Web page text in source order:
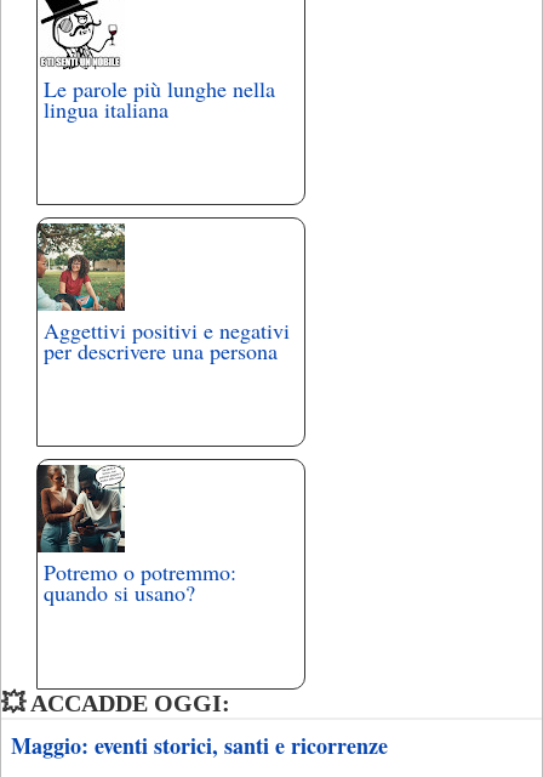
Le parole più lunghe nella
lingua italiana
Aggettivi positivi e negativi
per descrivere una persona
Potremo o potremmo:
quando si usano?
💥 ACCADDE OGGI:
Maggio: eventi storici, santi e ricorrenze